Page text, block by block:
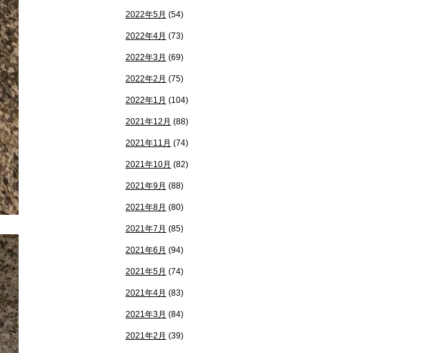
2022年5月 (54)
2022年4月 (73)
2022年3月 (69)
2022年2月 (75)
2022年1月 (104)
2021年12月 (88)
2021年11月 (74)
2021年10月 (82)
2021年9月 (88)
2021年8月 (80)
2021年7月 (85)
2021年6月 (94)
2021年5月 (74)
2021年4月 (83)
2021年3月 (84)
2021年2月 (39)